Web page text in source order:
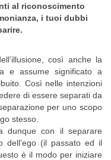
al riconoscimento
i tuoi dubbi
così anche la
e assume significato a
Così nelle intenzioni
di essere separati da
per uno scopo
stesso.
dunque con il separare
dell’ego (il passato ed il
è il modo per iniziare